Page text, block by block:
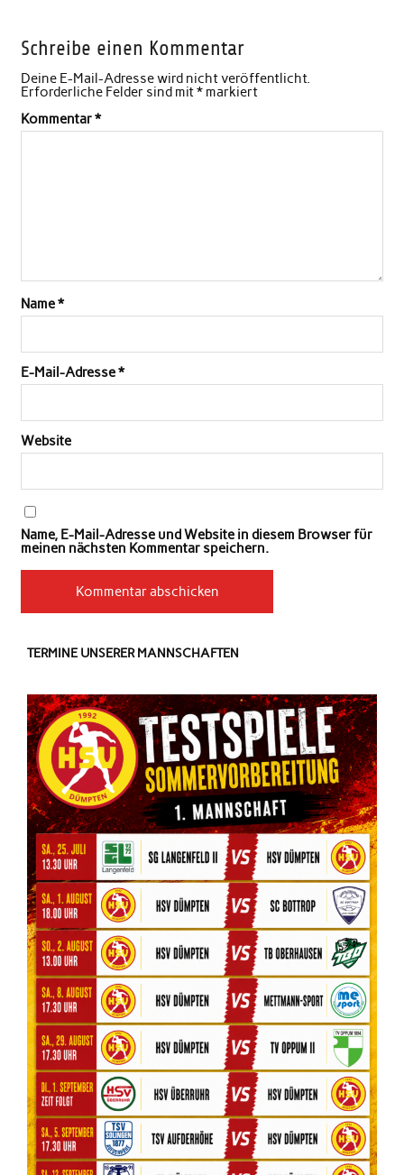
Schreibe einen Kommentar
Deine E-Mail-Adresse wird nicht veröffentlicht.
Erforderliche Felder sind mit*markiert
Kommentar*
Name*
E-Mail-Adresse*
Website
Name, E-Mail-Adresse und Website in diesem Browser für
meinen nächsten Kommentar speichern.
TERMINE UNSERER MANNSCHAFTEN